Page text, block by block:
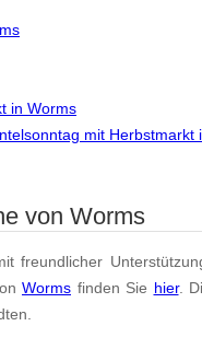
in Worms
mit Herbstmarkt
von Worms
freundlicher
Worms finden Sie hier.